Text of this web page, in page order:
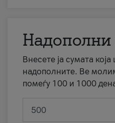
Надополни
Внесете ја сумата
надополните. Ве
помеѓу 100 и 1000